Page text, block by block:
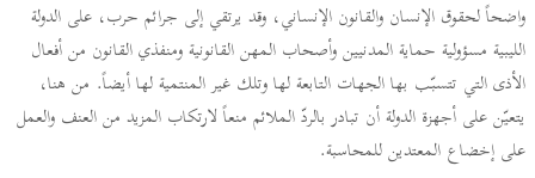
واضحاً لحقوق الإنسان والقانون الإنساني، وقد يرتقي إلى جرائم حرب، على الدولة
الليبية مسؤولية حماية المدنيين وأصحاب المهن القانونية ومنفذي القانون من أفعال
الأذى التي تتسبّب بها الجهات التابعة لها وتلك غير المنتمية لها أيضاً. من هنا،
يتعيّن على أجهزة الدولة أن تبادر بالردّ الملائم منعاً لارتكاب المزيد من العنف والعمل
على إخضاع المعتدين للمحاسبة.